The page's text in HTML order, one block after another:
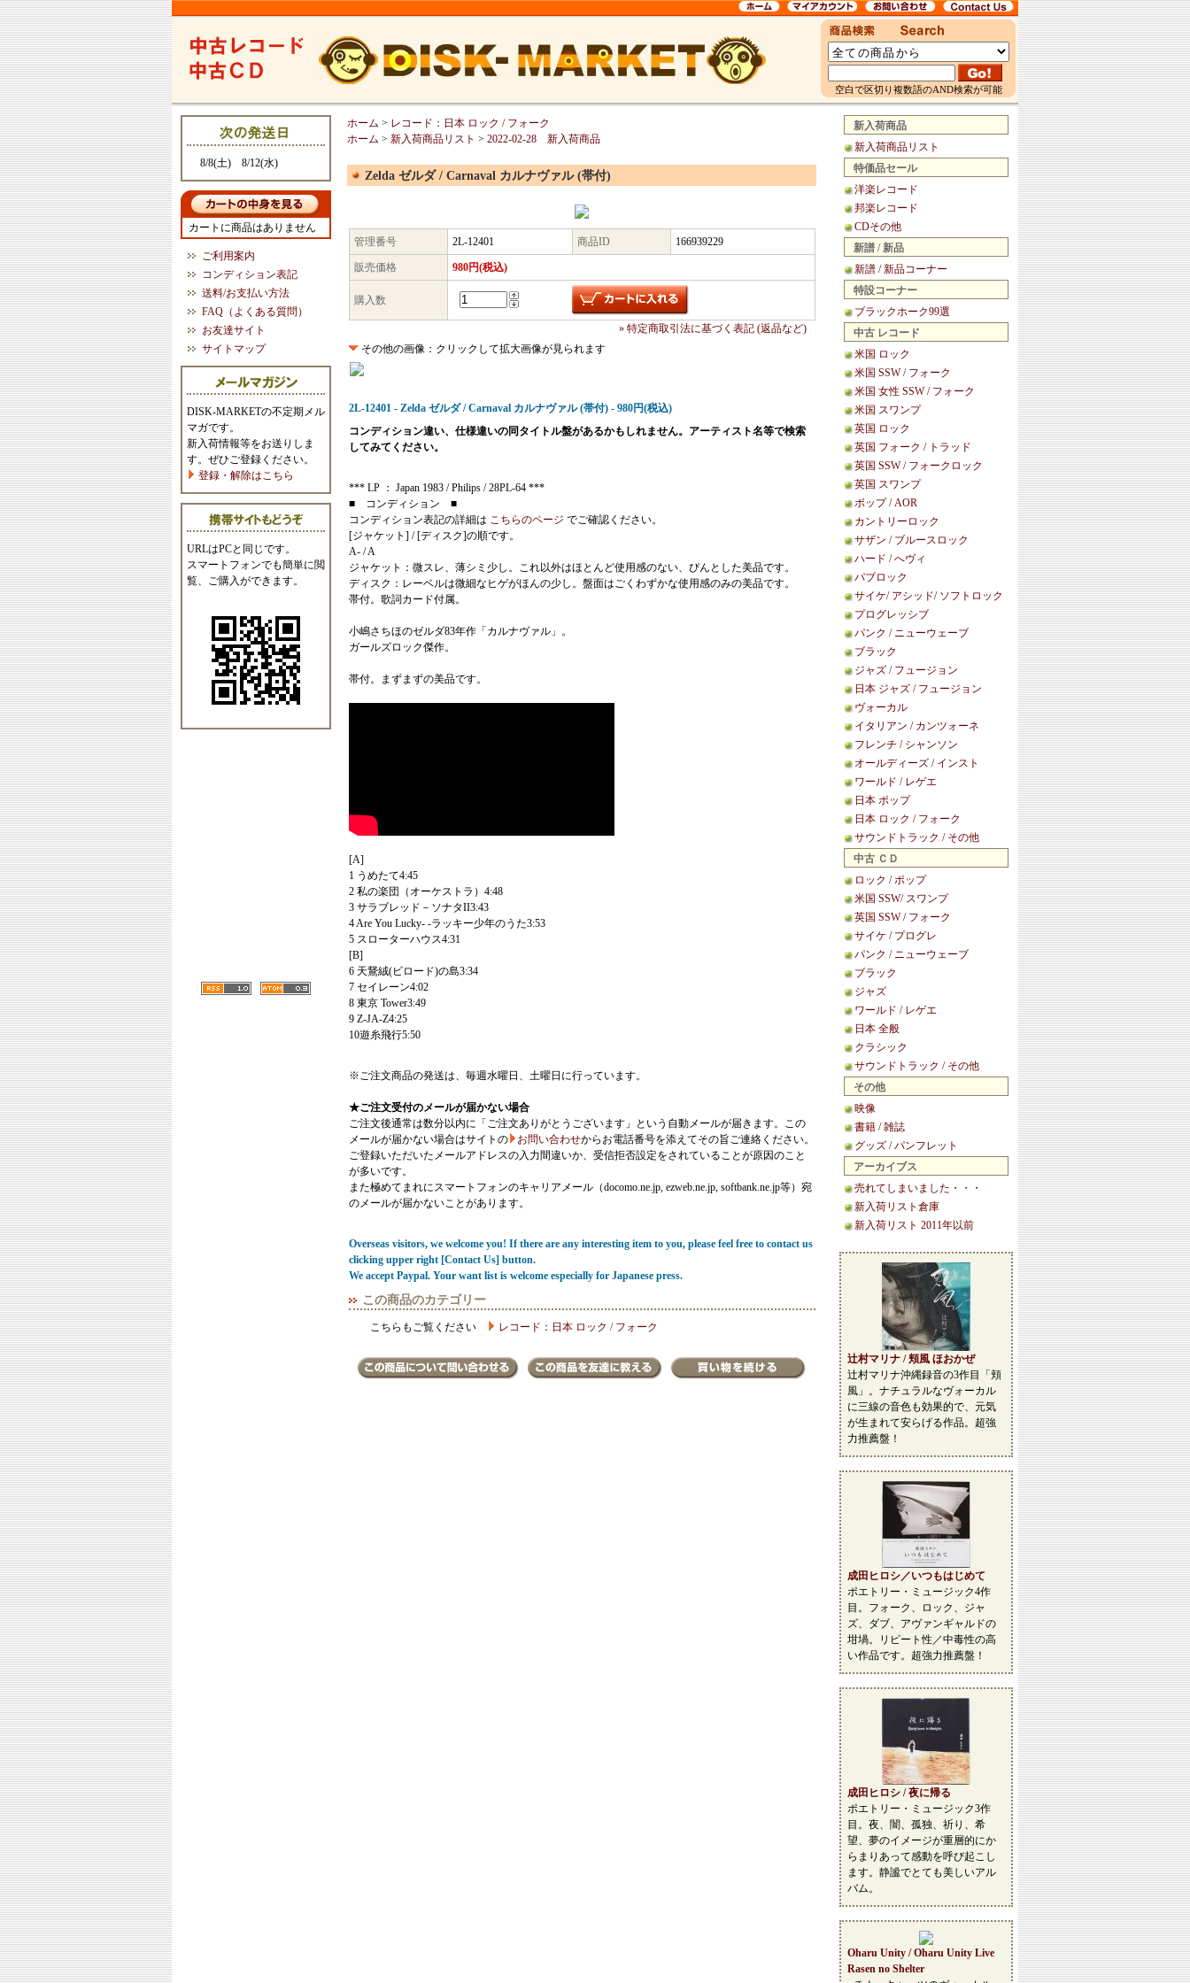
空白で区切り複数語のAND検索が可能
8/8(土) 8/12(水)
カートに商品はありません
ご利用案内
コンディション表記
送料/お支払い方法
FAQ（よくある質問）
お友達サイト
サイトマップ
DISK-MARKETの不定期メル
マガです。
新入荷情報等をお送りしま
す。ぜひご登録ください。
登録・解除はこちら
URLはPCと同じです。
スマートフォンでも簡単に閲
覧、ご購入ができます。
新入荷商品
新入荷商品リスト
特価品セール
洋楽レコード
邦楽レコード
CDその他
新譜 / 新品
新譜 / 新品コーナー
特設コーナー
ブラックホーク99選
中古 レコード
米国 ロック
米国 SSW / フォーク
米国 女性 SSW / フォーク
米国 スワンプ
英国 ロック
英国 フォーク / トラッド
英国 SSW / フォークロック
英国 スワンプ
ポップ / AOR
カントリーロック
サザン / ブルースロック
ハード / へヴィ
パブロック
サイケ/ アシッド/ ソフトロック
プログレッシブ
パンク / ニューウェーブ
ブラック
ジャズ / フュージョン
日本 ジャズ / フュージョン
ヴォーカル
イタリアン / カンツォーネ
フレンチ / シャンソン
オールディーズ / インスト
ワールド / レゲエ
日本 ポップ
日本 ロック / フォーク
サウンドトラック / その他
中古 ＣＤ
ロック / ポップ
米国 SSW/ スワンプ
英国 SSW / フォーク
サイケ / プログレ
パンク / ニューウェーブ
ブラック
ジャズ
ワールド / レゲエ
日本 全般
クラシック
サウンドトラック / その他
その他
映像
書籍 / 雑誌
グッズ / パンフレット
アーカイブス
売れてしまいました・・・
新入荷リスト倉庫
新入荷リスト 2011年以前
辻村マリナ / 頬風 ほおかぜ
辻村マリナ沖縄録音の3作目「頬
風」。ナチュラルなヴォーカル
に三線の音色も効果的で、元気
が生まれて安らげる作品。超強
力推薦盤！
成田ヒロシ／いつもはじめて
ポエトリー・ミュージック4作
目。フォーク、ロック、ジャ
ズ、ダブ、アヴァンギャルドの
坩堝。リピート性／中毒性の高
い作品です。超強力推薦盤！
成田ヒロシ / 夜に帰る
ポエトリー・ミュージック3作
目。夜、闇、孤独、祈り、希
望、夢のイメージが重層的にか
らまりあって感動を呼び起こし
ます。静謐でとても美しいアル
バム。
Oharu Unity / Oharu Unity Live
Rasen no Shelter
ホーム > レコード：日本 ロック / フォーク
ホーム > 新入荷商品リスト > 2022-02-28 新入荷商品
Zelda ゼルダ / Carnaval カルナヴァル (帯付)
管理番号 2L-12401 商品ID 166939229
販売価格 980円(税込)
購入数
» 特定商取引法に基づく表記 (返品など)
その他の画像：クリックして拡大画像が見られます
2L-12401 - Zelda ゼルダ / Carnaval カルナヴァル (帯付) - 980円(税込)
コンディション違い、仕様違いの同タイトル盤があるかもしれません。アーティスト名等で検索
してみてください。
*** LP ： Japan 1983 / Philips / 28PL-64 ***
■ コンディション ■
コンディション表記の詳細は こちらのページ でご確認ください。
[ジャケット] / [ディスク]の順です。
A- / A
ジャケット：微スレ、薄シミ少し。これ以外はほとんど使用感のない、ぴんとした美品です。
ディスク：レーベルは微細なヒゲがほんの少し。盤面はごくわずかな使用感のみの美品です。
帯付。歌詞カード付属。
小嶋さちほのゼルダ83年作「カルナヴァル」。
ガールズロック傑作。
帯付。まずまずの美品です。
[A]
1 うめたて4:45
2 私の楽団（オーケストラ）4:48
3 サラブレッド－ソナタII3:43
4 Are You Lucky- -ラッキー少年のうた3:53
5 スローターハウス4:31
[B]
6 天鵞絨(ビロード)の島3:34
7 セイレーン4:02
8 東京 Tower3:49
9 Z-JA-Z4:25
10遊糸飛行5:50
※ご注文商品の発送は、毎週水曜日、土曜日に行っています。
★ご注文受付のメールが届かない場合
ご注文後通常は数分以内に「ご注文ありがとうございます」という自動メールが届きます。この
メールが届かない場合はサイトの
お問い合わせからお電話番号を添えてその旨ご連絡ください。
ご登録いただいたメールアドレスの入力間違いか、受信拒否設定をされていることが原因のこと
が多いです。
また極めてまれにスマートフォンのキャリアメール（docomo.ne.jp, ezweb.ne.jp, softbank.ne.jp等）宛
のメールが届かないことがあります。
Overseas visitors, we welcome you! If there are any interesting item to you, please feel free to contact us
clicking upper right [Contact Us] button.
We accept Paypal. Your want list is welcome especially for Japanese press.
この商品のカテゴリー
こちらもご覧ください レコード：日本 ロック / フォーク